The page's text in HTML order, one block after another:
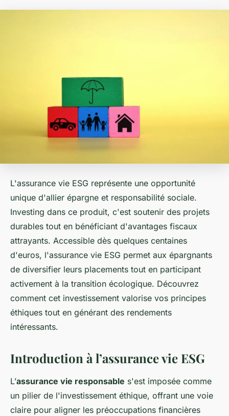
L'assurance vie ESG représente une opportunité
unique d'allier épargne et responsabilité sociale.
Investing dans ce produit, c'est soutenir des projets
durables tout en bénéficiant d'avantages fiscaux
attrayants. Accessible dès quelques centaines
d'euros, l'assurance vie ESG permet aux épargnants
de diversifier leurs placements tout en participant
activement à la transition écologique. Découvrez
comment cet investissement valorise vos principes
éthiques tout en générant des rendements
intéressants.
Introduction à l’assurance vie ESG
L’assurance vie responsable s'est imposée comme
un pilier de l'investissement éthique, offrant une voie
claire pour aligner les préoccupations financières